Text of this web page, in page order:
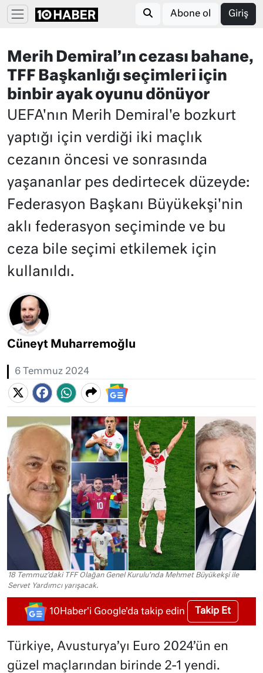
Abone ol Giriş
Merih Demiral’ın cezası bahane,
TFF Başkanlığı seçimleri için
binbir ayak oyunu dönüyor
UEFA'nın Merih Demiral'e bozkurt
yaptığı için verdiği iki maçlık
cezanın öncesi ve sonrasında
yaşananlar pes dedirtecek düzeyde:
Federasyon Başkanı Büyükekşi'nin
aklı federasyon seçiminde ve bu
ceza bile seçimi etkilemek için
kullanıldı.
Cüneyt Muharremoğlu
6 Temmuz 2024
18 Temmuz'daki TFF Olağan Genel Kurulu'nda Mehmet Büyükekşi ile
Servet Yardımcı yarışacak.
10Haber'i Google'da takip edin Takip Et
Türkiye, Avusturya’yı Euro 2024’ün en
güzel maçlarından birinde 2-1 yendi.